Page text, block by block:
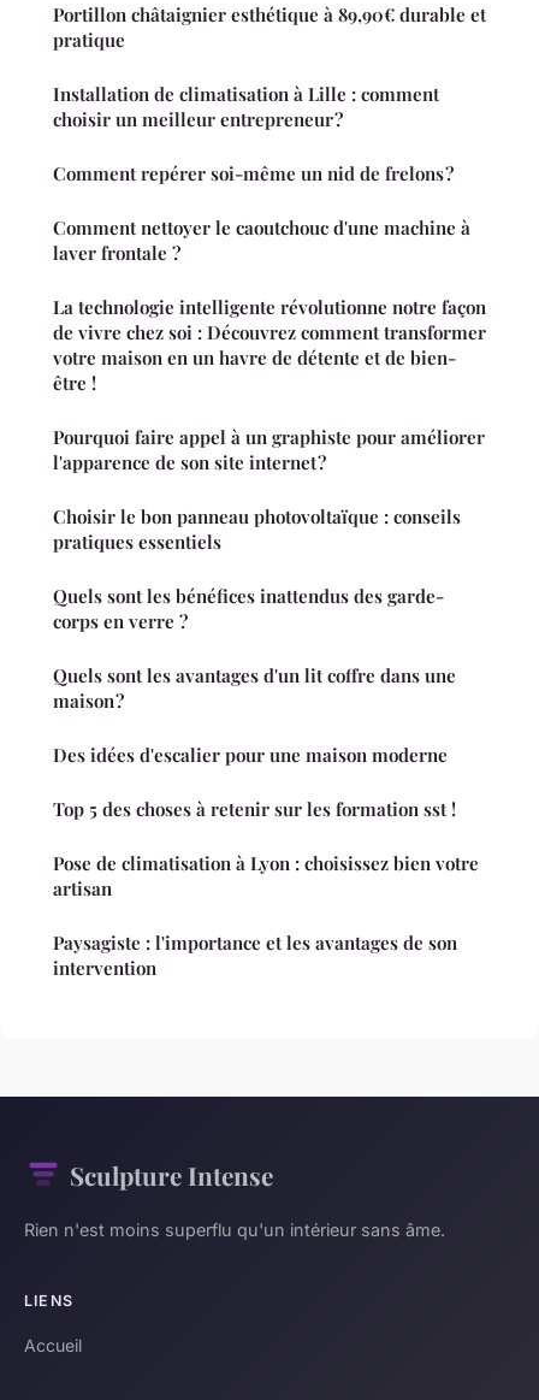
Portillon châtaignier esthétique à 89,90€ durable et
pratique
Installation de climatisation à Lille : comment
choisir un meilleur entrepreneur ?
Comment repérer soi-même un nid de frelons ?
Comment nettoyer le caoutchouc d'une machine à
laver frontale ?
La technologie intelligente révolutionne notre façon
de vivre chez soi : Découvrez comment transformer
votre maison en un havre de détente et de bien-
être !
Pourquoi faire appel à un graphiste pour améliorer
l'apparence de son site internet ?
Choisir le bon panneau photovoltaïque : conseils
pratiques essentiels
Quels sont les bénéfices inattendus des garde-
corps en verre ?
Quels sont les avantages d'un lit coffre dans une
maison ?
Des idées d'escalier pour une maison moderne
Top 5 des choses à retenir sur les formation sst !
Pose de climatisation à Lyon : choisissez bien votre
artisan
Paysagiste : l'importance et les avantages de son
intervention
Sculpture Intense
Rien n'est moins superflu qu'un intérieur sans âme.
LIENS
Accueil